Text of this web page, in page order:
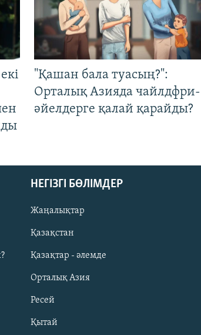
"Қашан бала туасың?":
Орталық Азияда чайлдфри-
әйелдерге қалай қарайды?
НЕГІЗГІ БӨЛІМДЕР
Жаңалықтар
Қазақстан
Қазақтар - әлемде
Орталық Азия
Ресей
Қытай